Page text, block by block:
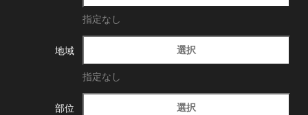
指定なし
地域 選択
指定なし
部位 選択